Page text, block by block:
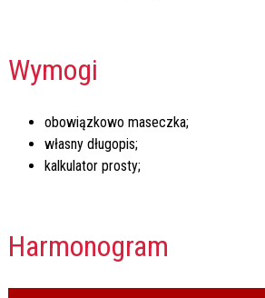
Wymogi
obowiązkowo maseczka;
własny długopis;
kalkulator prosty;
Harmonogram